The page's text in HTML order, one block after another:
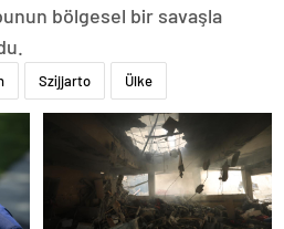
bölgesel bir savaşla
Szijjarto Ülke